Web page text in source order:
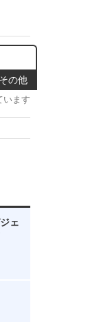
その他
います
ェ